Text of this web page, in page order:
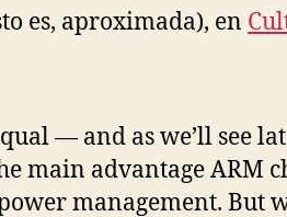
es, aproximada), en
— and as we’ll see
main advantage ARM
management. But